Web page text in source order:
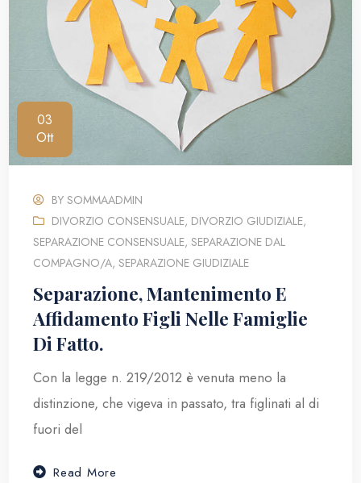
03
Ott
BYSOMMAADMIN
DIVORZIO CONSENSUALE, DIVORZIO GIUDIZIALE,
SEPARAZIONE CONSENSUALE,SEPARAZIONE DAL
COMPAGNO/A,SEPARAZIONE GIUDIZIALE
Separazione, Mantenimento E
Affidamento Figli Nelle Famiglie
Di Fatto.
Con la legge n. 219/2012 è venuta meno la
distinzione, che vigeva in passato, tra figlinati al di
fuori del
Read More